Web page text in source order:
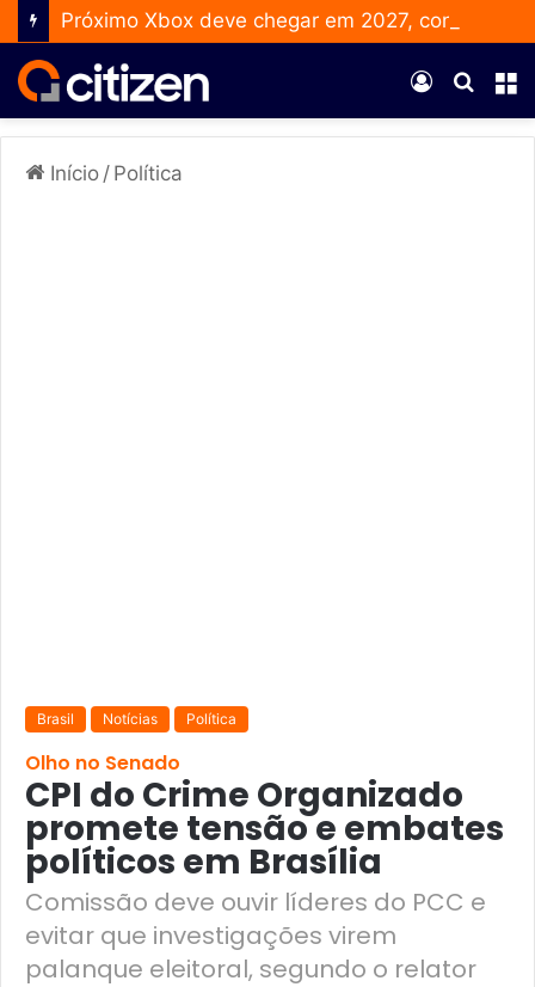
por
Entrar
Início / Política
Brasil Notícias Política
Olho no Senado
CPI do Crime Organizado
promete tensão e embates
políticos em Brasília
Comissão deve ouvir líderes do PCC e
evitar que investigações virem
palanque eleitoral, segundo o relator